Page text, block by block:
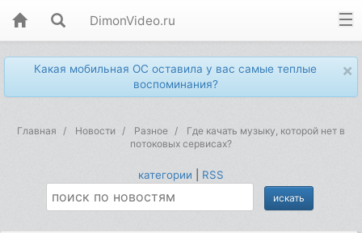
DimonVideo.ru
×
Какая мобильная ОС оставила у вас самые теплые
воспоминания?
Главная Новости Разное
Где качать музыку, которой нет в
потоковых сервисах?
категории RSS